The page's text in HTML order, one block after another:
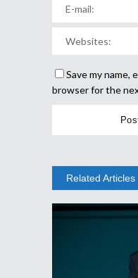
Save my name,
browser for the
Related Articles